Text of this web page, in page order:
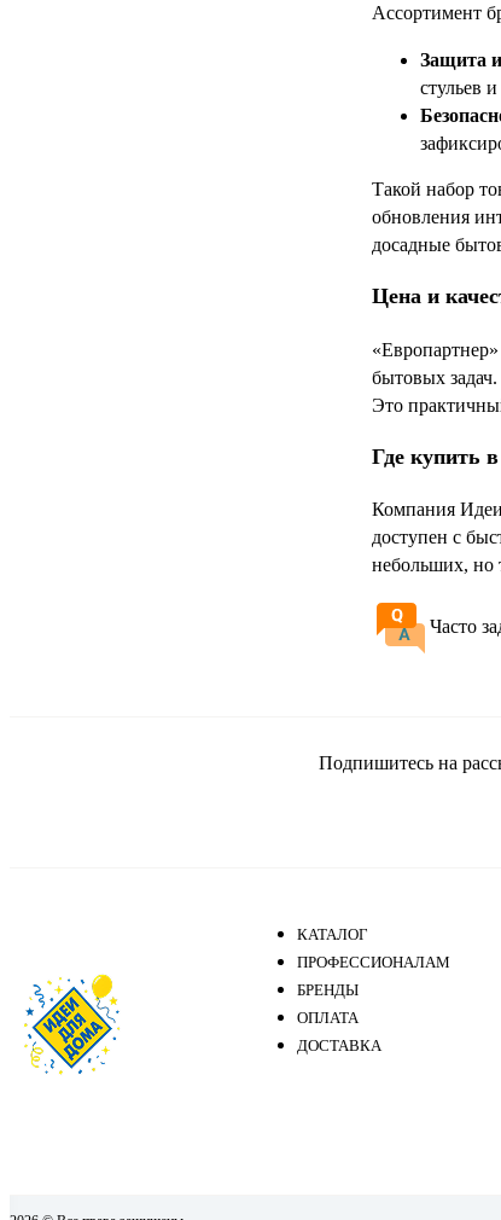
Ассортимент
Защита
стульев
Такой набор
обновления
досадные
Цена и
бытовых
Это
Где купить
Компания Идеи
доступен с
небольших, но
Часто
Подпишитесь на
КАТАЛОГ
ПРОФЕССИОНАЛАМ
БРЕНДЫ
ОПЛАТА
ДОСТАВКА